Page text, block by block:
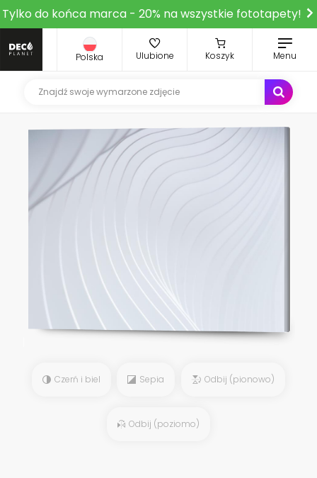
Tylko do końca marca - 20% na wszystkie fototapety!
Polska Ulubione Koszyk Menu
Czerń i biel Sepia Odbij (pionowo)
Odbij (poziomo)